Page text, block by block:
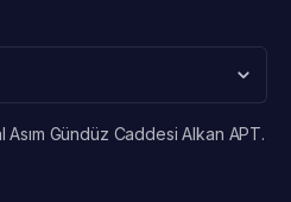
Gündüz Caddesi Alkan APT.